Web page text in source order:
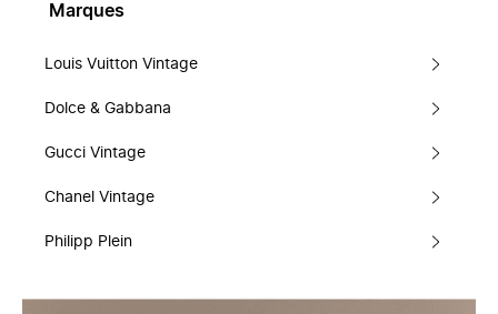
Marques
Louis Vuitton Vintage
Dolce & Gabbana
Gucci Vintage
Chanel Vintage
Philipp Plein